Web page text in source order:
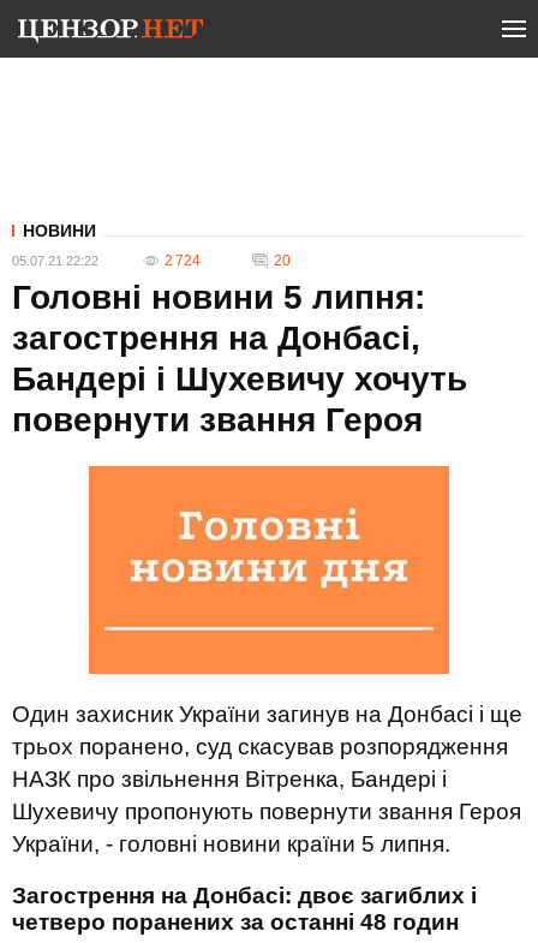
НОВИНИ
05.07.21 22:22 2 724 20
Головні новини 5 липня:
загострення на Донбасі,
Бандері і Шухевичу хочуть
повернути звання Героя
Один захисник України загинув на Донбасі і ще
трьох поранено, суд скасував розпорядження
НАЗК про звільнення Вітренка, Бандері і
Шухевичу пропонують повернути звання Героя
України, - головні новини країни 5 липня.
Загострення на Донбасі: двоє загиблих і
четверо поранених за останні 48 годин